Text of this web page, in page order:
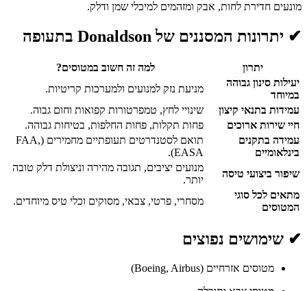
מונעים חדירת לחות, אבק ומזהמים למיכלי שמן ודלק.
✔ יתרונות המסננים של Donaldson בתעופה
יתרון
למה זה חשוב במטוסים?
יעילות סינון גבוהה
במיוחד
מניעת נזק למנועים ולמערכות קריטיות.
עמידות בתנאי קיצון
שינויי לחץ, טמפרטורות קפואות וחום גבוה.
חיי שירות ארוכים
פחות תקלות, פחות החלפות, בטיחות גבוהה.
עמידה בתקנים
בינלאומיים
תואם לסטנדרטים תעופתיים מחמירים (FAA,
EASA).
שיפור ביצועי טיסה
מנועים יציבים, תגובה מהירה וניצולת דלק טובה
יותר.
מתאים לכל סוגי
המטוסים
מסחרי, פרטי, צבאי, מסוקים וכלי טיס מיוחדים.
✔ שימושים נפוצים
מטוסים אזרחיים (Boeing, Airbus)